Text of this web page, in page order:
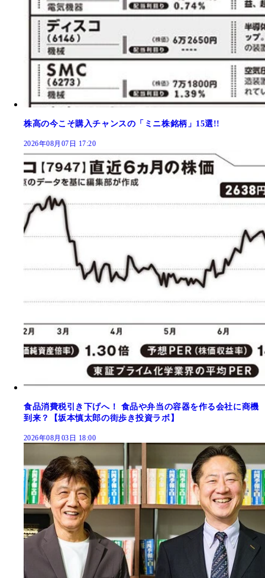
株高の今こそ購入チャンスの「ミニ株銘柄」15選!!
2026年08月07日 17:20
食品消費税引き下げへ！ 食品や弁当の容器を作る会社に商機
到来？【坂本慎太郎の街歩き投資ラボ】
2026年08月03日 18:00